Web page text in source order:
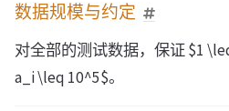
数据规模与约定
对全部的测试数据，保证 $1
a_i \leq 10^5$。